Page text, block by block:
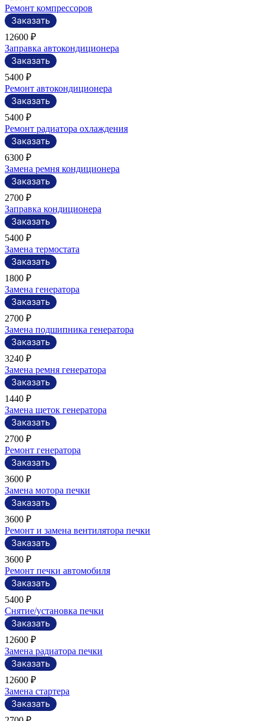
Ремонт компрессоров
12600 ₽
Заправка автокондиционера
5400 ₽
Ремонт автокондиционера
5400 ₽
Ремонт радиатора охлаждения
6300 ₽
Замена ремня кондиционера
2700 ₽
Заправка кондиционера
5400 ₽
Замена термостата
1800 ₽
Замена генератора
2700 ₽
Замена подшипника генератора
3240 ₽
Замена ремня генератора
1440 ₽
Замена щеток генератора
2700 ₽
Ремонт генератора
3600 ₽
Замена мотора печки
3600 ₽
Ремонт и замена вентилятора печки
3600 ₽
Ремонт печки автомобиля
5400 ₽
Снятие/установка печки
12600 ₽
Замена радиатора печки
12600 ₽
Замена стартера